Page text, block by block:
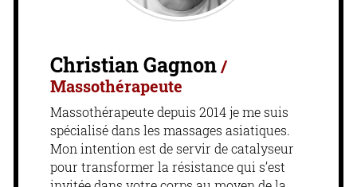
Christian Gagnon/
Massothérapeute
Massothérapeute depuis 2014 je me suis
spécialisé dans les massages asiatiques.
Mon intention est de servir de catalyseur
pour transformer la résistance qui s’est